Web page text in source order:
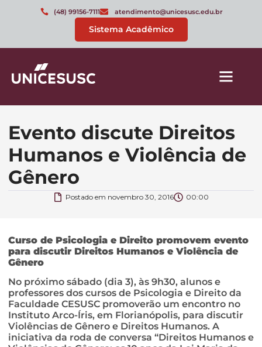
(48) 99156-7111 atendimento@unicesusc.edu.br
Sistema Acadêmico
Evento discute Direitos
Humanos e Violência de
Gênero
Postado em novembro 30, 2016 00:00
Curso de Psicologia e Direito promovem evento
para discutir Direitos Humanos e Violência de
Gênero
No próximo sábado (dia 3), às 9h30, alunos e
professores dos cursos de Psicologia e Direito da
Faculdade CESUSC promoverão um encontro no
Instituto Arco-Íris, em Florianópolis, para discutir
Violências de Gênero e Direitos Humanos. A
iniciativa da roda de conversa “Direitos Humanos e